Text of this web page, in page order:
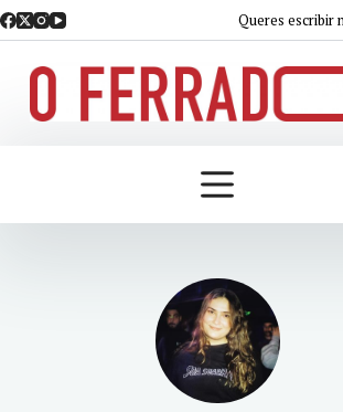
Saltar
ao
Queres escribir